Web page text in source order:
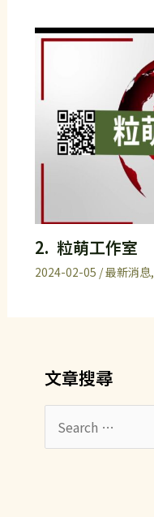
2. 粒萌工作室
2024-02-05 /最新消息,
文章搜尋
尋